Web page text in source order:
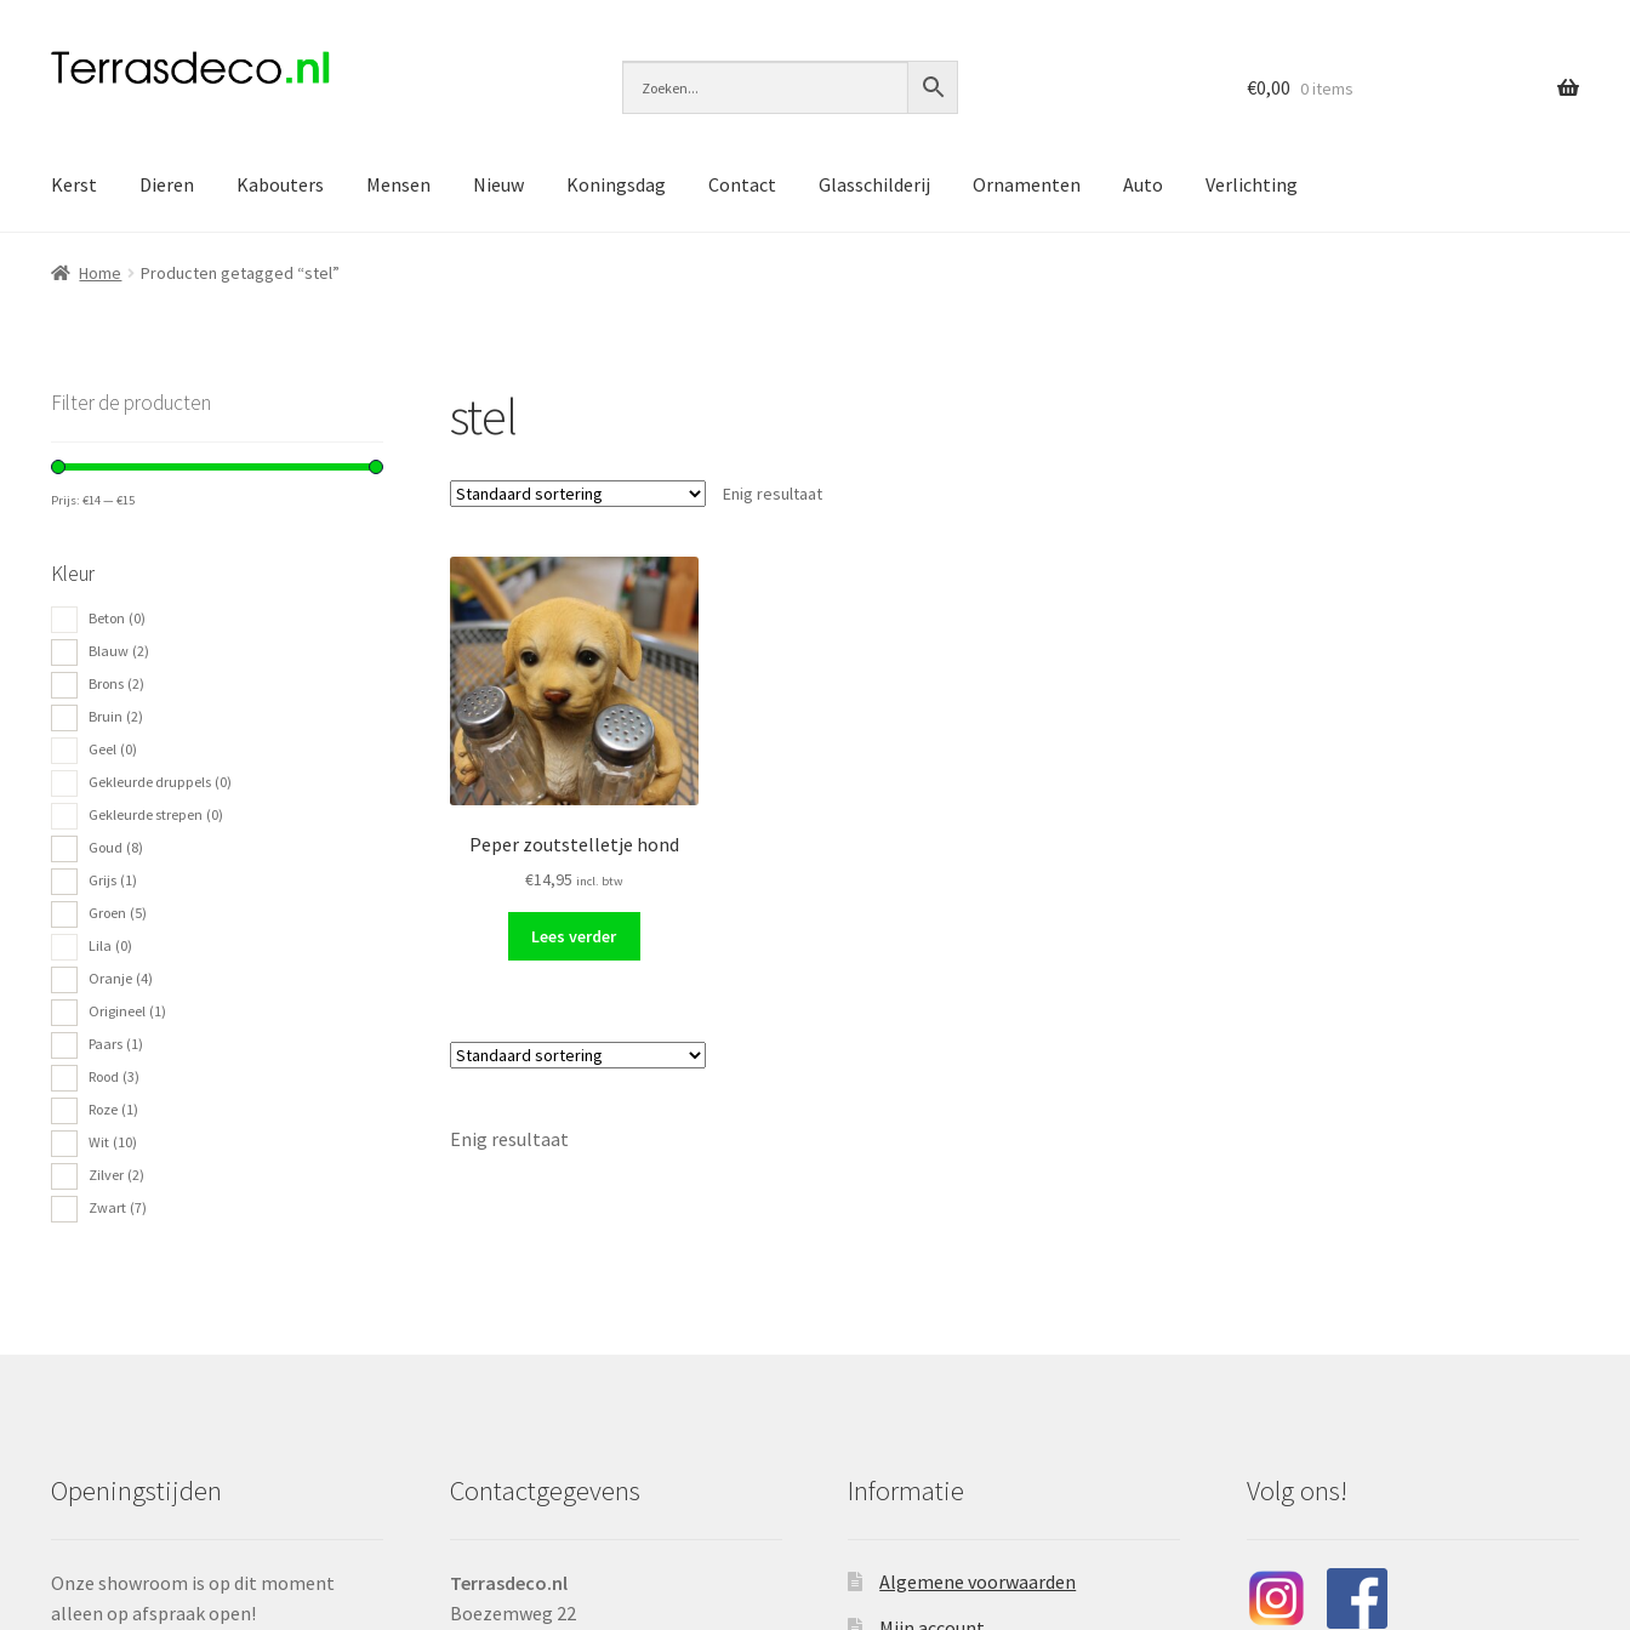
Ga
Ga
€0,00 0 items
Kerst Dieren Kabouters Mensen Nieuw Koningsdag Contact Glasschilderij Ornamenten Auto Verlichting
Home Producten getagged “stel”
stel
Enig resultaat
Peper zoutstelletje hond
€14,95 incl. btw
Lees verder
Enig resultaat
Filter de producten
Prijs: €14— €15
Kleur
Beton (0)
Blauw (2)
Brons (2)
Bruin (2)
Geel (0)
Gekleurde druppels (0)
Gekleurde strepen (0)
Goud (8)
Grijs (1)
Groen (5)
Lila (0)
Oranje (4)
Origineel (1)
Paars (1)
Rood (3)
Roze (1)
Wit (10)
Zilver (2)
Zwart (7)
Openingstijden
Onze showroom is op dit moment
alleen op afspraak open!
Contactgegevens
Terrasdeco.nl
Boezemweg 22
Informatie
Algemene voorwaarden
Volg ons!